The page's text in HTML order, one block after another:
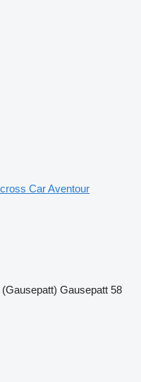
Car Aventour
Gausepatt 58